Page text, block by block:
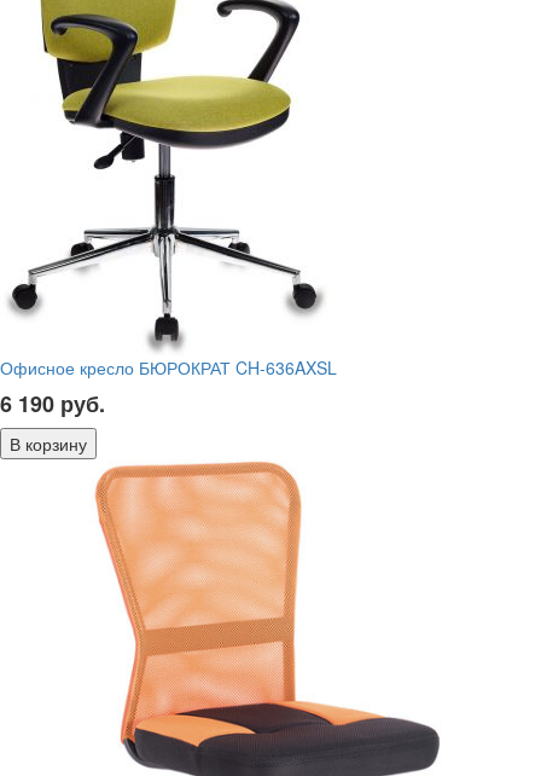
Офисное кресло БЮРОКРАТ CH-636AXSL
6 190 руб.